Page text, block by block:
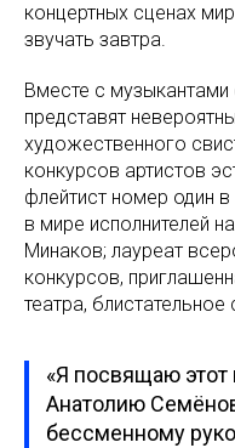
концертных сценах
звучать завтра.
Вместе с
представят
художественного
конкурсов артистов
флейтист номер один
в мире исполнителей
Минаков; лауреат
конкурсов,
театра,
«Я посвящаю этот
Анатолию
бессменному